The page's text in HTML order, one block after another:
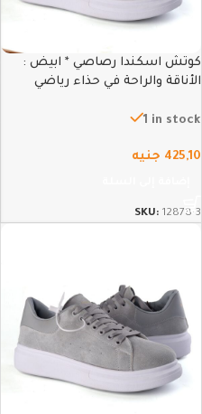
كوتش اسكندا رصاصي * ابيض :
الأناقة والراحة في حذاء رياضي
1 in stock
425,10 جنيه
SKU: 12878-3